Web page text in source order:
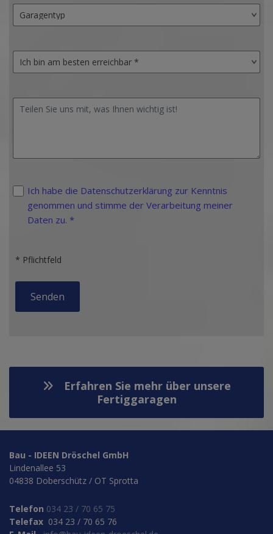
Ich habe die Datenschutzerklärung zur Kenntnis
genommen und stimme der Verarbeitung meiner
Daten zu. *
* Pflichtfeld
Erfahren Sie mehr über unsere
Fertiggaragen
Bau - IDEEN Dröschel GmbH
Lindenallee 53
04838 Doberschütz / OT Sprotta
Telefon 034 23 / 70 65 75
Telefax 034 23 / 70 65 76